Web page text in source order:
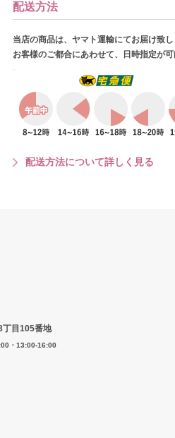
配送方法
当店の商品は、ヤマト運輸にてお届け致し
お客様のご都合にあわせて、日時指定が可
配送方法について詳しく見る
丁目105番地
・13:00-16:00